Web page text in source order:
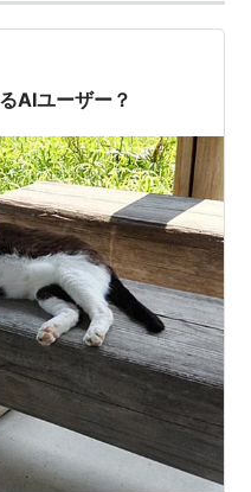
AIユーザー？